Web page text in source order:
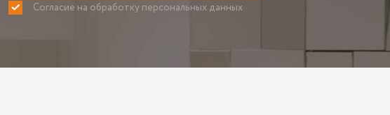
Согласие на обработку персональных данных
ПРИНИМАЮ